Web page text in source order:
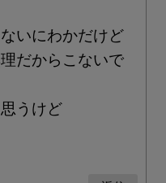
いにわかだけど
だからこないで
うけど